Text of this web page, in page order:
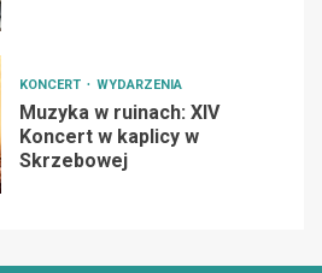
KONCERT WYDARZENIA
Muzyka w ruinach: XIV
Koncert w kaplicy w
Skrzebowej